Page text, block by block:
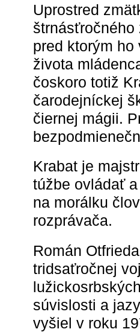
Uprostred
štrnásťročného
pred ktorým
života
čoskoro totiž
čarodejníckej
čiernej mágii.
Krabat je
túžbe ovládať
na morálku
rozprávača.
Román
tridsaťročnej
súvislosti a
vyšiel v roku